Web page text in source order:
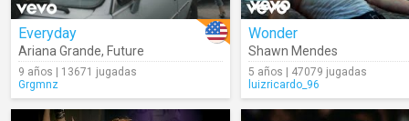
Everyday
Ariana Grande, Future
9 años | 13671 jugadas
Grgmnz
Wonder
Shawn Mendes
5 años | 47079 jugadas
luizricardo_96